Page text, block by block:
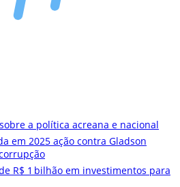
sobre a política acreana e nacional
em 2025 ação contra Gladson
R$ 1 bilhão em investimentos para